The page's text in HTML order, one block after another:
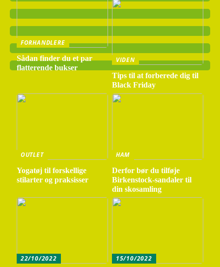
FORHANDLERE
Sådan finder du et par
flatterende bukser
VIDEN
Tips til at forberede dig til
Black Friday
OUTLET
Yogatøj til forskellige
stilarter og praksisser
HAM
Derfor bør du tilføje
Birkenstock-sandaler til
din skosamling
22/10/2022
15/10/2022